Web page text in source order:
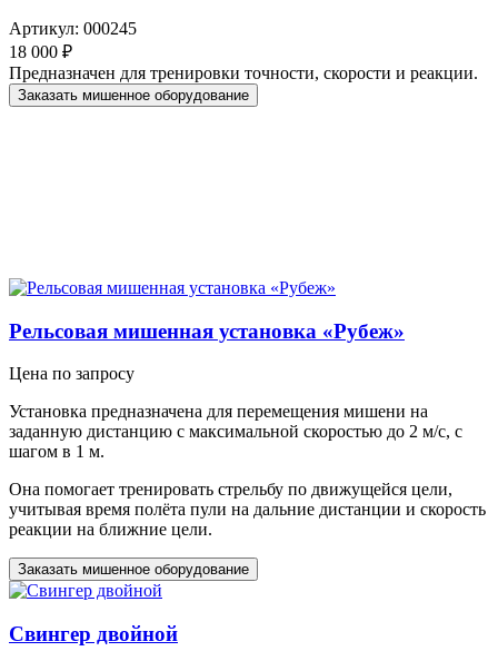
Артикул: 000245
18 000 ₽
Предназначен для тренировки точности, скорости и реакции.
Заказать мишенное оборудование
Рельсовая мишенная установка «Рубеж»
Цена по запросу
Установка предназначена для перемещения мишени на
заданную дистанцию с максимальной скоростью до 2 м/с, с
шагом в 1 м.
Она помогает тренировать стрельбу по движущейся цели,
учитывая время полёта пули на дальние дистанции и скорость
реакции на ближние цели.
Заказать мишенное оборудование
Свингер двойной